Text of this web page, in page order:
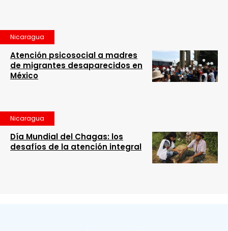
Nicaragua
Atención psicosocial a madres
de migrantes desaparecidos en
México
Nicaragua
Día Mundial del Chagas: los
desafíos de la atención integral